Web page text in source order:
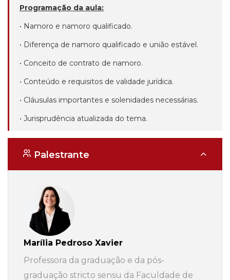
Programação da aula:
• Namoro e namoro qualificado.
• Diferença de namoro qualificado e união estável.
• Conceito de contrato de namoro.
• Conteúdo e requisitos de validade jurídica.
• Cláusulas importantes e solenidades necessárias.
• Jurisprudência atualizada do tema.
Palestrante
Marília Pedroso Xavier
Professora da graduação e da pós-
graduação stricto sensu da Faculdade de